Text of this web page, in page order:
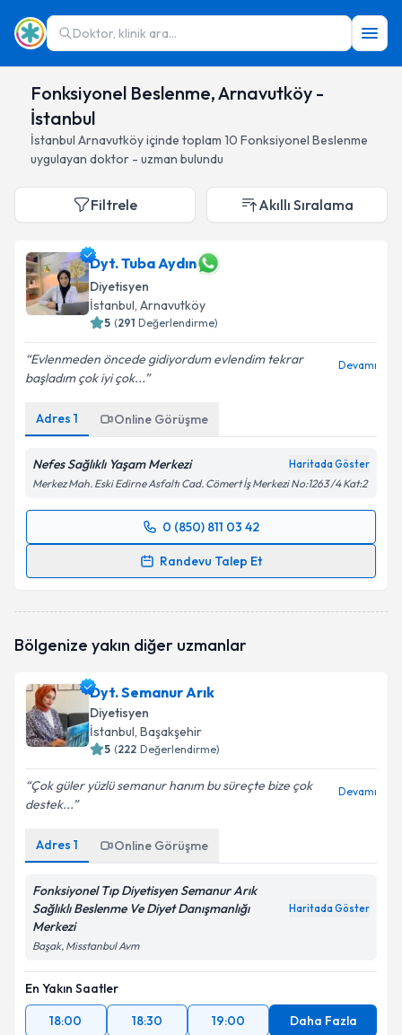
Doktor, klinik ara...
Fonksiyonel Beslenme, Arnavutköy -
İstanbul
İstanbul Arnavutköyiçinde toplam 10 Fonksiyonel Beslenme
uygulayan doktor - uzman bulundu
Filtrele Akıllı Sıralama
Dyt. Tuba Aydın
Diyetisyen
İstanbul, Arnavutköy
5 (291 Değerlendirme)
Evlenmeden öncede gidiyordum evlendim tekrar
başladım çok iyi çok...
Devamı
Adres 1 Online Görüşme
Nefes Sağlıklı Yaşam Merkezi Haritada Göster
Merkez Mah. Eski Edirne Asfaltı Cad. Cömert İş Merkezi No:1263 /4 Kat:2
0 (850) 811 03 42
Randevu Talep Et
Randevu Takvimi Talebi
Size bu uzmandan randevu almanız için bir takvim
Kişisel verilerimin işlenmesine ilişkin
Metni'ni okudum ve kişisel verilerimin belirtilen
kapsamda işlenmesini kabul ediyorum.
Takvim Talebini Gönder
Bölgenize yakın diğer uzmanlar
Dyt. Semanur Arık
Diyetisyen
İstanbul, Başakşehir
5 (222 Değerlendirme)
Çok güler yüzlü semanur hanım bu süreçte bize çok
destek...
Devamı
Adres 1 Online Görüşme
Fonksiyonel Tıp Diyetisyen Semanur Arık
Sağlıklı Beslenme Ve Diyet Danışmanlığı
Merkezi
Haritada Göster
Başak, Misstanbul Avm
En Yakın Saatler
18:00
18:30 19:00 Daha Fazla